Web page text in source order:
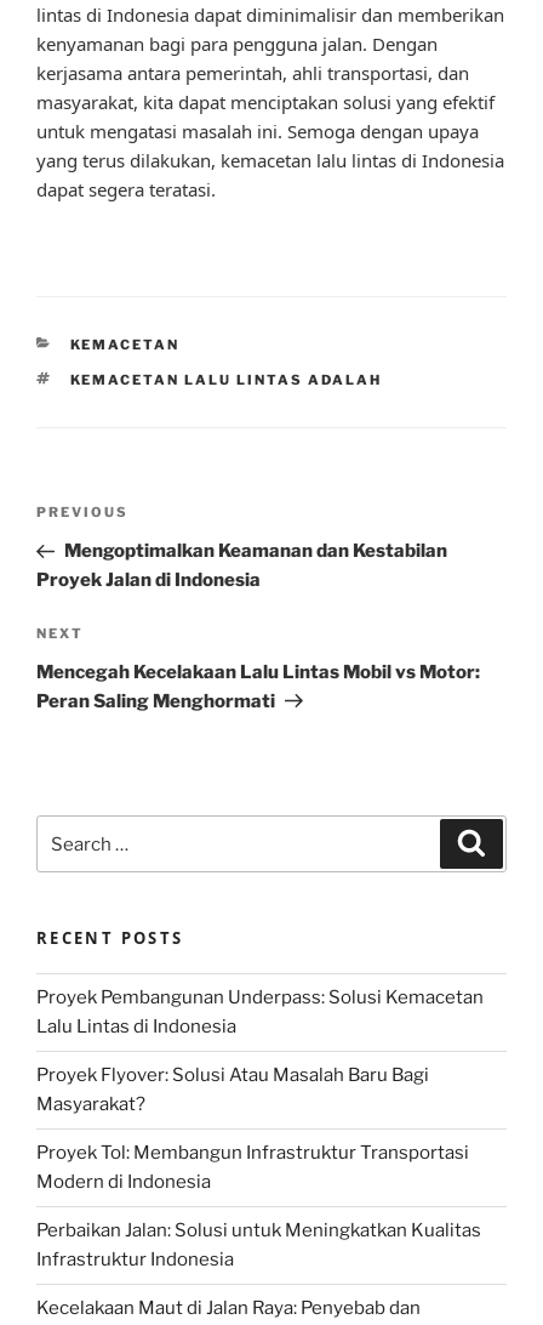
lintas di Indonesia dapat diminimalisir dan memberikan
kenyamanan bagi para pengguna jalan. Dengan
kerjasama antara pemerintah, ahli transportasi, dan
masyarakat, kita dapat menciptakan solusi yang efektif
untuk mengatasi masalah ini. Semoga dengan upaya
yang terus dilakukan, kemacetan lalu lintas di Indonesia
dapat segera teratasi.
CATEGORIES
KEMACETAN
TAGS
KEMACETAN LALU LINTAS ADALAH
Previous
Post
PREVIOUS
Mengoptimalkan Keamanan dan Kestabilan
Proyek Jalan di Indonesia
Next
Post
NEXT
Mencegah Kecelakaan Lalu Lintas Mobil vs Motor:
Peran Saling Menghormati
for:
RECENT POSTS
Proyek Pembangunan Underpass: Solusi Kemacetan
Lalu Lintas di Indonesia
Proyek Flyover: Solusi Atau Masalah Baru Bagi
Masyarakat?
Proyek Tol: Membangun Infrastruktur Transportasi
Modern di Indonesia
Perbaikan Jalan: Solusi untuk Meningkatkan Kualitas
Infrastruktur Indonesia
Kecelakaan Maut di Jalan Raya: Penyebab dan